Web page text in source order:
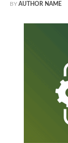
BY AUTHOR NAME